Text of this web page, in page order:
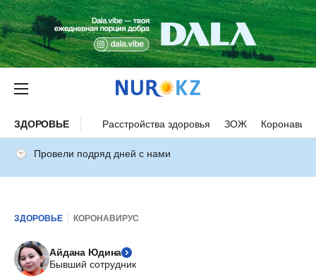
ЗДОРОВЬЕ Расстройства здоровья ЗОЖ
Провели подряд дней с нами
ЗДОРОВЬЕ КОРОНАВИРУС
Айдана Юдина
Бывший сотрудник